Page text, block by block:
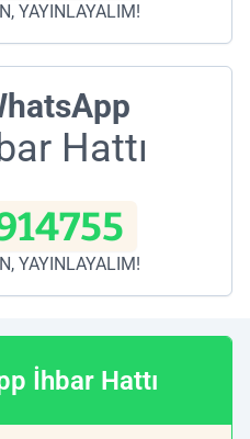
YAYINLAYALIM!
Hattı
YAYINLAYALIM!
İhbar Hattı